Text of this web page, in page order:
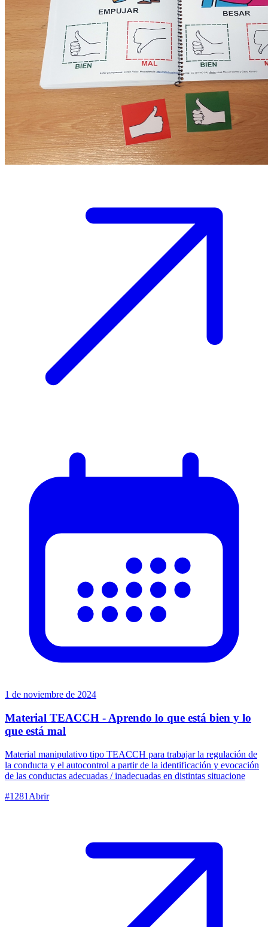
1 de noviembre de 2024
Material TEACCH - Aprendo lo que está bien y lo
que está mal
Material manipulativo tipo TEACCH para trabajar la regulación de
la conducta y el autocontrol a partir de la identificación y evocación
de las conductas adecuadas / inadecuadas en distintas situacione
#1281 Abrir